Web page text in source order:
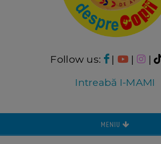
Follow us: | | |
Intreabă I-MAMI
MENIU